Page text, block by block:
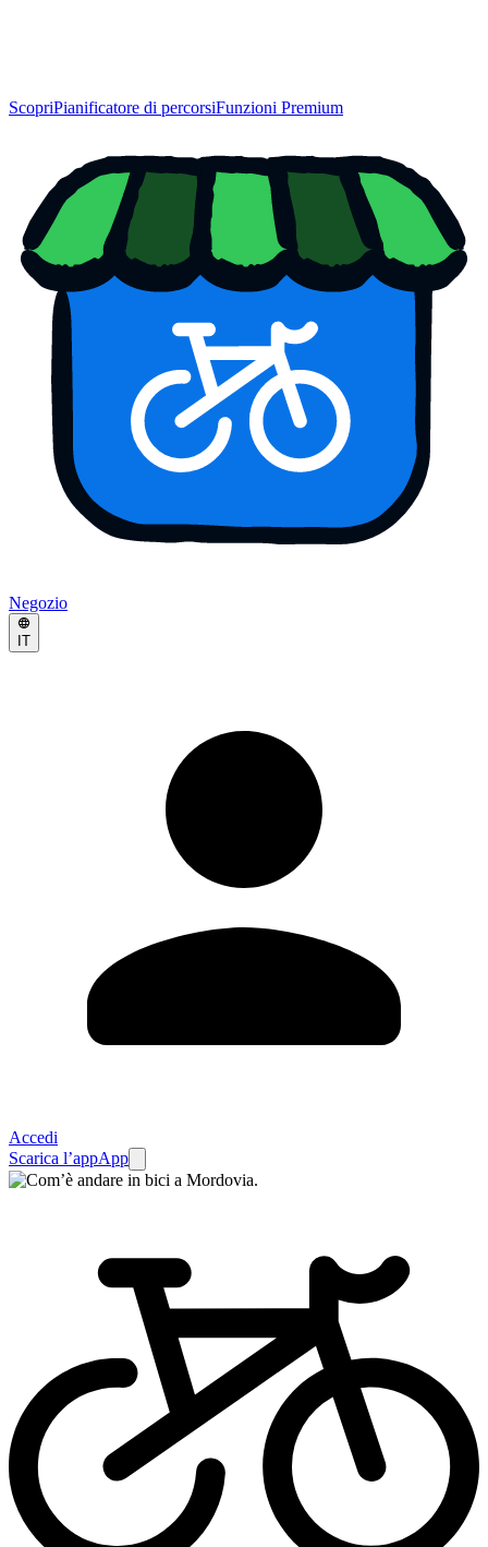
ScopriPianificatore di percorsiFunzioni Premium
Negozio
IT
Accedi
Scarica l’appApp